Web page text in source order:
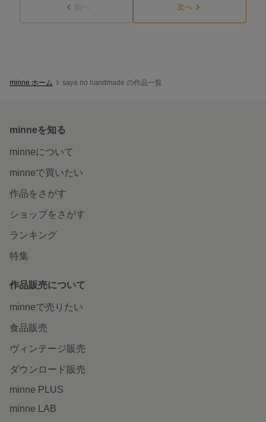
前へ 次へ
minne ホーム saya no handmade の作品一覧
minneを知る
minneについて
minneで買いたい
作品をさがす
ショップをさがす
ランキング
特集
作品販売について
minneで売りたい
食品販売
ヴィンテージ販売
ダウンロード販売
minne PLUS
minne LAB